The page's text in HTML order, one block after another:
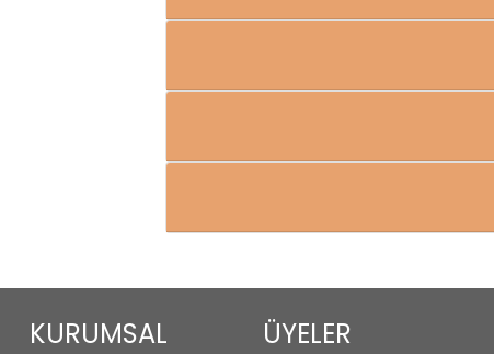
KURUMSAL ÜYELER